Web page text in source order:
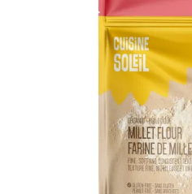
AJOUTER AU PANIER